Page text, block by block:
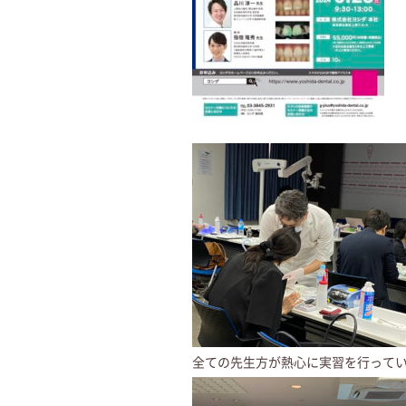
全ての先生方が熱心に実習を行って